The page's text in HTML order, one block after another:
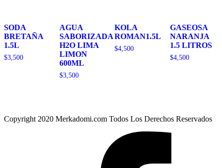
SODA
BRETAÑA
1.5L
$3,500
AGUA
SABORIZADA
H2O LIMA
LIMON
600ML
$3,500
KOLA
ROMAN1.5L
$4,500
GASEOSA
NARANJA
1.5 LITROS
$4,500
Copyright 2020 Merkadomi.com Todos Los Derechos Reservados